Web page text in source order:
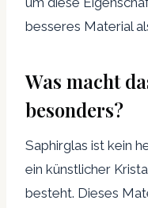
besseres Material
Was macht
besonders?
Saphirglas ist kein
ein künstlicher
besteht. Dieses